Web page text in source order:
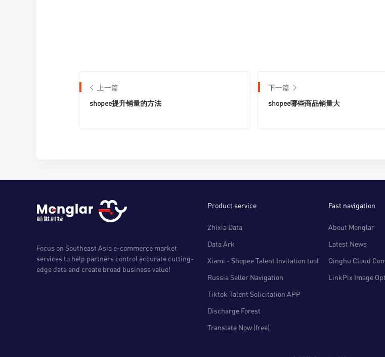
上一篇
shopee提升销量的方法
下一篇
shopee哪些商品销量大
Focus on Southeast Asia e-commerce market
services to help partners control accurate cutting-
edge data and create broad business value!
Product service
Zhixia Data
Data Ark
Xiami - Shopee Talent Invitation tool
Russia Seller Navigation
Tiktok Talent Solicitation APP
Discharge Forest
Translate Now (free)
Fast navigation
About Menglar
Latest News
Qinghu Cloud
LinkPix Image